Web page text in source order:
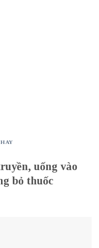
uống vào
bỏ thuốc